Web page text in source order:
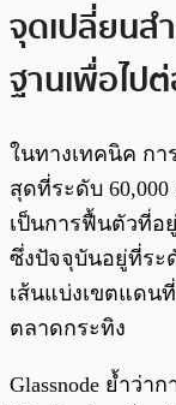
จุดเปลี่ยน
ฐานเพื่อไป
ในทางเทคนิค กา
สุดที่ระดับ
เป็นการฟื้นตัวที่อ
ซึ่งปัจจุบันอยู่ที่ระ
เส้นแบ่งเขตแดน
ตลาดกระทิง
Glassnode ย้ำว่า